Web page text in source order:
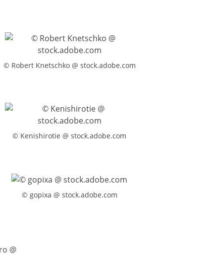
© Robert Knetschko @ stock.adobe.com
© Kenishirotie @ stock.adobe.com
© gopixa @ stock.adobe.com